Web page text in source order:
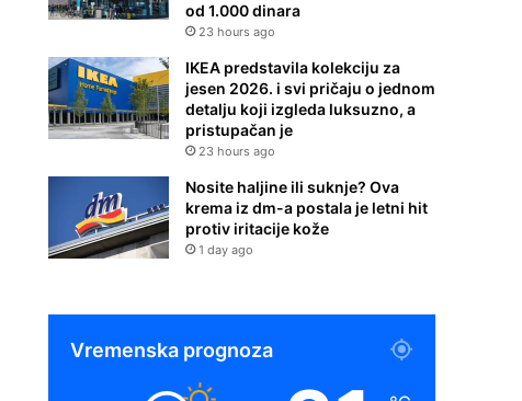
od 1.000 dinara
23 hours ago
IKEA predstavila kolekciju za
jesen 2026. i svi pričaju o jednom
detalju koji izgleda luksuzno, a
pristupačan je
23 hours ago
Nosite haljine ili suknje? Ova
krema iz dm-a postala je letni hit
protiv iritacije kože
1 day ago
Vremenska prognoza